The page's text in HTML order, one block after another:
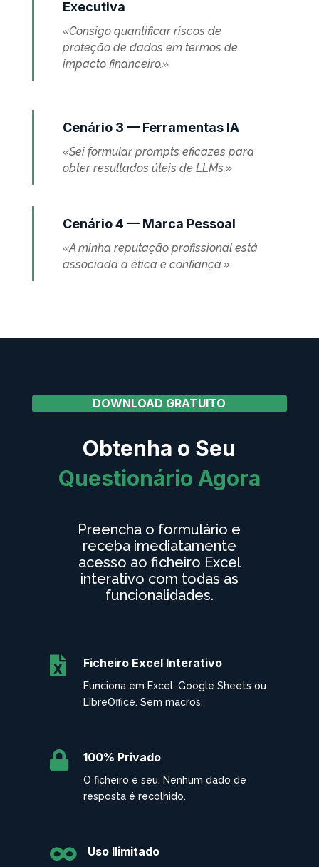
Executiva
«Consigo quantificar riscos de
proteção de dados em termos de
impacto financeiro.»
Cenário 3 — Ferramentas IA
«Sei formular prompts eficazes para
obter resultados úteis de LLMs.»
Cenário 4 — Marca Pessoal
«A minha reputação profissional está
associada a ética e confiança.»
DOWNLOAD GRATUITO
Obtenha o Seu
Questionário Agora
Preencha o formulário e
receba imediatamente
acesso ao ficheiro Excel
interativo com todas as
funcionalidades.
 Ficheiro Excel Interativo
Funciona em Excel, Google Sheets ou
LibreOffice. Sem macros.
 100% Privado
O ficheiro é seu. Nenhum dado de
resposta é recolhido.
 Uso Ilimitado